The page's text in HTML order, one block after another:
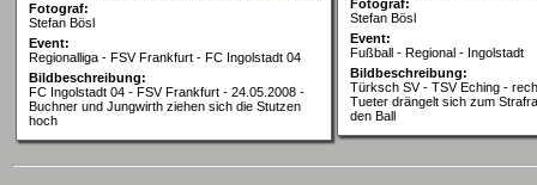
Fotograf:
Stefan Bösl
Event:
Regionalliga - FSV Frankfurt - FC Ingolstadt 04
Bildbeschreibung:
FC Ingolstadt 04 - FSV Frankfurt - 24.05.2008 -
Buchner und Jungwirth ziehen sich die Stutzen
hoch
Fotograf:
Stefan Bösl
Event:
Fußball - Regional - Ingolstadt
Bildbeschreibung:
Türksch SV - TSV Eching -
Tueter drängelt sich zum
den Ball